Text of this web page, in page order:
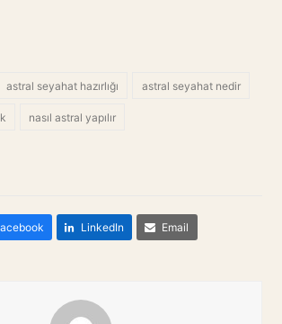
astral seyahat hazırlığı astral seyahat nedir
nasıl astral yapılır
LinkedIn Email